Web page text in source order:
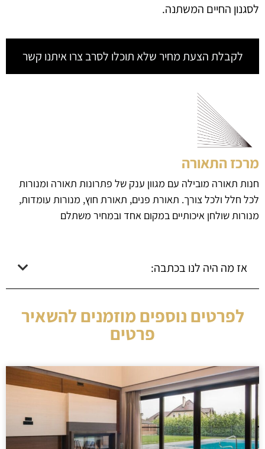
לסגנון החיים המשתנה.
לקבלת הצעת מחיר שלא תוכלו לסרב צרו איתנו קשר
מרכז התאורה
חנות תאורה מובילה עם מגוון ענק של פתרונות תאורה ומנורות
לכל חלל ולכל צורך. תאורת פנים, תאורת חוץ, מנורות עומדות,
מנורות שולחן איכותיים במקום אחד ובמחיר משתלם
אז מה היה לנו בכתבה:
לפרטים נוספים מוזמנים להשאיר
פרטים